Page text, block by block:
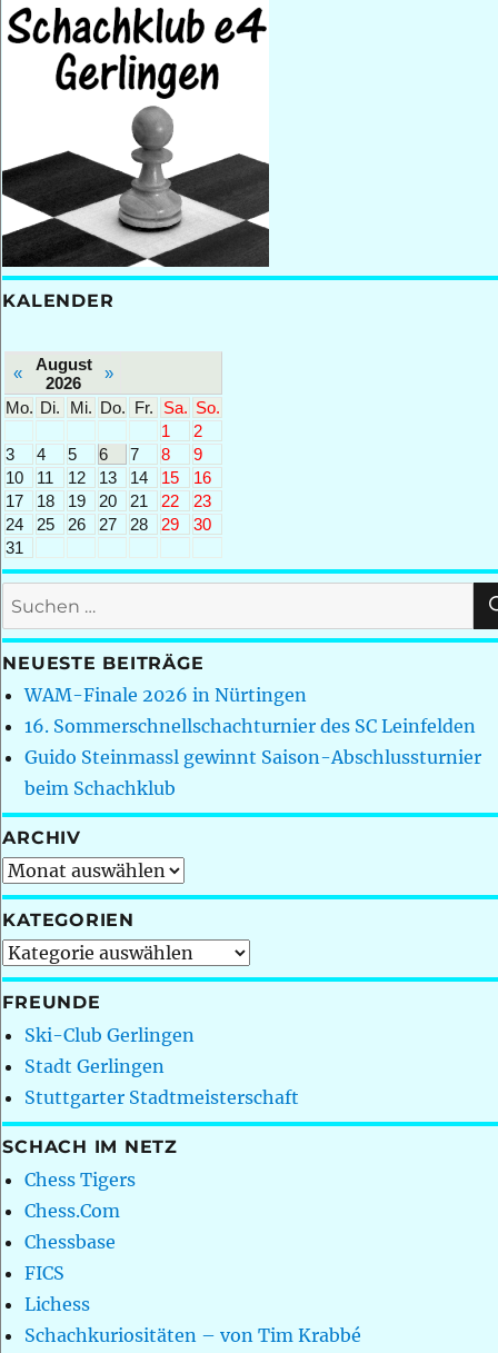
KALENDER
«
August
2026
»
Mo. Di. Mi. Do. Fr. Sa. So.
1
2
3
4 5 6 7 8
9
10
11 12 13 14 15
16
17
18 19 20 21 22
23
24
25 26 27 28 29
30
31
Suchen
nach:
NEUESTE BEITRÄGE
WAM-Finale 2026 in Nürtingen
16. Sommerschnellschachturnier des SC Leinfelden
Guido Steinmassl gewinnt Saison-Abschlussturnier
beim Schachklub
ARCHIV
Archiv
KATEGORIEN
Kategorien
FREUNDE
Ski-Club Gerlingen
Stadt Gerlingen
Stuttgarter Stadtmeisterschaft
SCHACH IM NETZ
Chess Tigers
Chess.Com
Chessbase
FICS
Lichess
Schachkuriositäten – von Tim Krabbé